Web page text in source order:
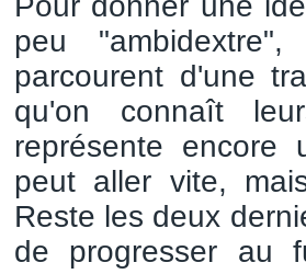
peu
parcourent d'une
qu'on connaît
représente encore
peut aller vite,
Reste les deux
de progresser au